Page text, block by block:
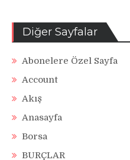
Diğer Sayfalar
Abonelere Özel Sayfa
Account
Akış
Anasayfa
Borsa
BURÇLAR